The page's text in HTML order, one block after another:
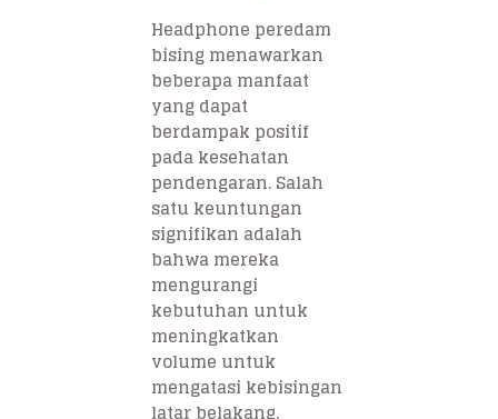
Headphone peredam
bising menawarkan
beberapa manfaat
yang dapat
berdampak positif
pada kesehatan
pendengaran. Salah
satu keuntungan
signifikan adalah
bahwa mereka
mengurangi
kebutuhan untuk
meningkatkan
volume untuk
mengatasi kebisingan